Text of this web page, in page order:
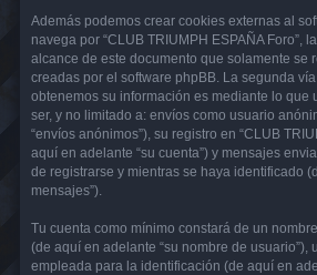
Además podemos crear cookies externas al
navega por “CLUB TRIUMPH ESPAÑA Foro”,
alcance de este documento que solamente se
creadas por el software phpBB. La segunda
obtenemos su información es mediante lo que
ser, y no limitado a: envíos como usuario
“envíos anónimos”), su registro en “CLUB
aquí en adelante “su cuenta”) y mensajes
de registrarse y mientras se haya identificado
mensajes”).
Tu cuenta como mínimo constará de un
(de aquí en adelante “su nombre de usuario”),
empleada para la identificación (de aquí en